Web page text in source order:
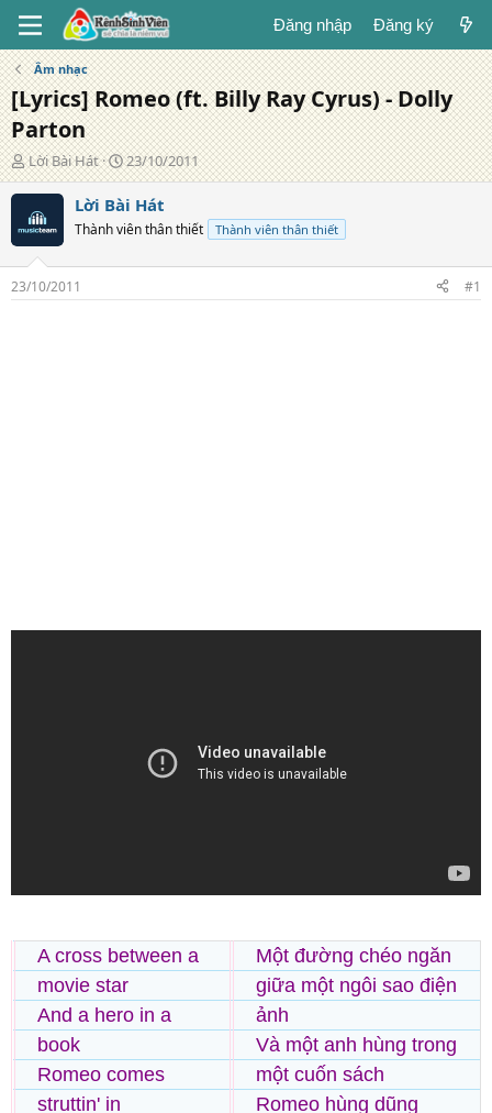
Đăng nhập Đăng ký
Âm nhạc
[Lyrics] Romeo (ft. Billy Ray Cyrus) - Dolly
Parton
T
á
c
g
i
ả
Lời Bài Hát
N
g
à
y
đ
g
23/10/2011
Lời Bài Hát
Thành viên thân thiết Thành viên thân thiết
23/10/2011 #1
A cross between a
movie star
And a hero in a
book
Romeo comes
struttin' in
Một đường chéo ngăn
giữa một ngôi sao điện
ảnh
Và một anh hùng trong
một cuốn sách
Romeo hùng dũng